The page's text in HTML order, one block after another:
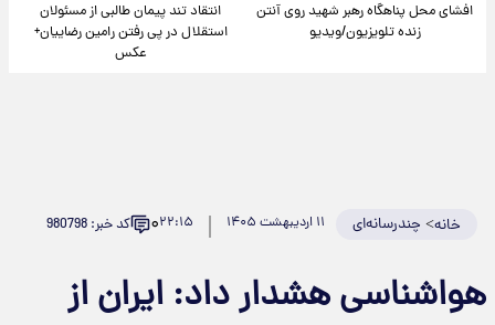
افشای محل پناهگاه‌ رهبر شهید روی آنتن
زنده تلویزیون/ویدیو
انتقاد تند پیمان طالبی از مسئولان
استقلال در پی رفتن رامین رضاییان+
عکس
خانه> چندرسانه‌ای ۱۱ اردیبهشت ۱۴۰۵ ۲۲:۱۵۰ کد خبر: 980798
هواشناسی هشدار داد: ایران از